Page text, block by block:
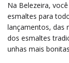
Na Belezeira,
esmaltes para
lançamentos, das
dos esmaltes
unhas mais